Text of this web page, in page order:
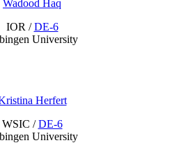
Wadood Haq
IOR /DE-6
University
Herfert
WSIC /DE-6
University